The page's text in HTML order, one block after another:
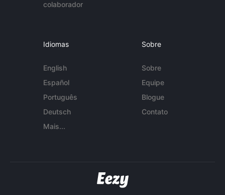
colaborador
Idiomas
English
Español
Português
Deutsch
Mais...
Sobre
Sobre
Equipe
Blogue
Contato